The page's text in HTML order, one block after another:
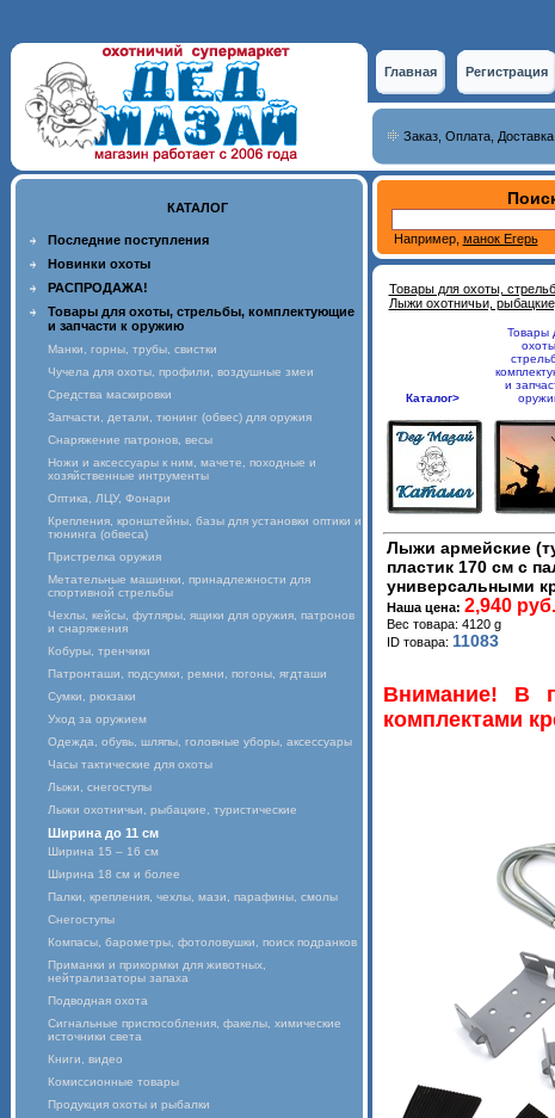
Главная Регистрация
Заказ, Оплата, Доставка
КАТАЛОГ
Последние поступления
Новинки охоты
РАСПРОДАЖА!
Товары для охоты, стрельбы, комплектующие
и запчасти к оружию
Манки, горны, трубы, свистки
Чучела для охоты, профили, воздушные змеи
Средства маскировки
Запчасти, детали, тюнинг (обвес) для оружия
Снаряжение патронов, весы
Ножи и аксессуары к ним, мачете, походные и
хозяйственные интрументы
Оптика, ЛЦУ, Фонари
Крепления, кронштейны, базы для установки оптики и
тюнинга (обвеса)
Пристрелка оружия
Метательные машинки, принадлежности для
спортивной стрельбы
Чехлы, кейсы, футляры, ящики для оружия, патронов
и снаряжения
Кобуры, тренчики
Патронташи, подсумки, ремни, погоны, ягдташи
Сумки, рюкзаки
Уход за оружием
Одежда, обувь, шляпы, головные уборы, аксессуары
Часы тактические для охоты
Лыжи, снегоступы
Лыжи охотничьи, рыбацкие, туристические
Ширина до 11 см
Ширина 15 – 16 см
Ширина 18 см и более
Палки, крепления, чехлы, мази, парафины, смолы
Снегоступы
Компасы, барометры, фотоловушки, поиск подранков
Приманки и прикормки для животных,
нейтрализаторы запаха
Подводная охота
Сигнальные приспособления, факелы, химические
источники света
Книги, видео
Комиссионные товары
Продукция охоты и рыбалки
Например, манок Егерь
Товары для охоты,
Лыжи охотничьи,
Каталог>
Товары
охоты,
и
Лыжи армейские
пластик 170 см с
универсальными
Наша цена: 2,940 руб.
Вес товара: 4120 g
ID товара: 11083
Внимание! В
комплектами